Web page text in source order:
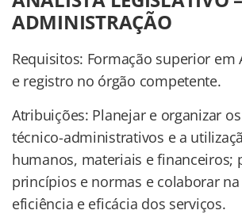
ADMINISTRAÇÃO
Requisitos: Formação superior em
e registro no órgão competente.
Atribuições: Planejar e organizar
técnico-administrativos e a
humanos, materiais e financeiros;
princípios e normas e colaborar
eficiência e eficácia dos serviços.